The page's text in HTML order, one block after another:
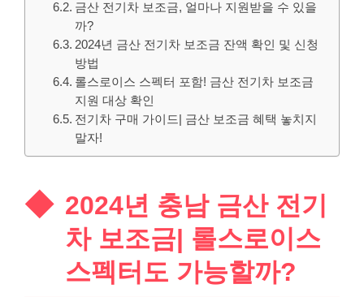
금산 전기차 보조금, 얼마나 지원받을 수 있을
까?
2024년 금산 전기차 보조금 잔액 확인 및 신청
방법
롤스로이스 스펙터 포함! 금산 전기차 보조금
지원 대상 확인
전기차 구매 가이드| 금산 보조금 혜택 놓치지
말자!
2024년 충남 금산 전기
차 보조금| 롤스로이스
스펙터도 가능할까?